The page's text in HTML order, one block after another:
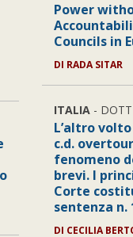
Power
Councils in
DI RADA SITAR
ITALIA -
L’altro
c.d.
fenomeno
brevi. I
Corte
sentenza n.
DI CECILIA